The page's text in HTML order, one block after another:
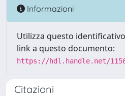
Informazioni
Utilizza questo
link a questo documento:
https://hdl.handle.net/
Citazioni